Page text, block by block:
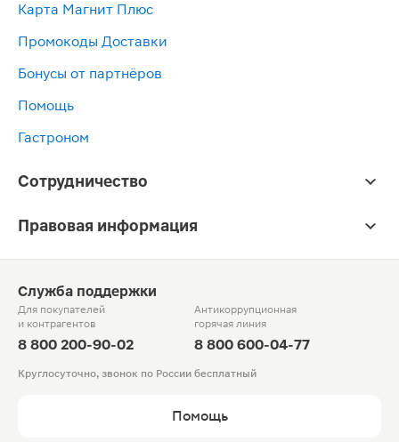
Карта Магнит Плюс
Промокоды Доставки
Бонусы от партнёров
Помощь
Гастроном
Сотрудничество
Правовая информация
Служба поддержки
Для покупателей
и контрагентов
8 800 200-90-02
Антикоррупционная
горячая линия
8 800 600-04-77
Круглосуточно, звонок по России бесплатный
Помощь